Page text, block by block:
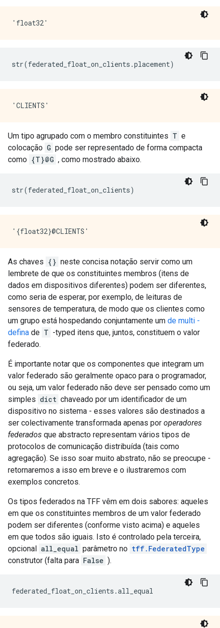
str(federated_float_on_clients .placement)
Um tipo agrupado com o membro constituintes T e
colocação G pode ser representado de forma compacta
como {T}@G , como mostrado abaixo.
str(federated_float_on_clients)
As chaves {} neste concisa notação servir como um
lembrete de que os constituintes membros (itens de
dados em dispositivos diferentes) podem ser diferentes,
como seria de esperar, por exemplo, de leituras de
sensores de temperatura, de modo que os clientes como
um grupo está hospedando conjuntamente um de multi -
defina de T -typed itens que, juntos, constituem o valor
federado.
É importante notar que os componentes que integram um
valor federado são geralmente opaco para o programador,
ou seja, um valor federado não deve ser pensado como um
simples dict chaveado por um identificador de um
dispositivo no sistema - esses valores são destinados a
ser colectivamente transformada apenas por operadores
federados que abstracto representam vários tipos de
protocolos de comunicação distribuída (tais como
agregação). Se isso soar muito abstrato, não se preocupe -
retornaremos a isso em breve e o ilustraremos com
exemplos concretos.
Os tipos federados na TFF vêm em dois sabores: aqueles
em que os constituintes membros de um valor federado
podem ser diferentes (conforme visto acima) e aqueles
em que todos são iguais. Isto é controlado pela terceira,
opcional all_equal parâmetro no tff.FederatedType
construtor (falta para False ).
federated_float_on_clients .all_equal